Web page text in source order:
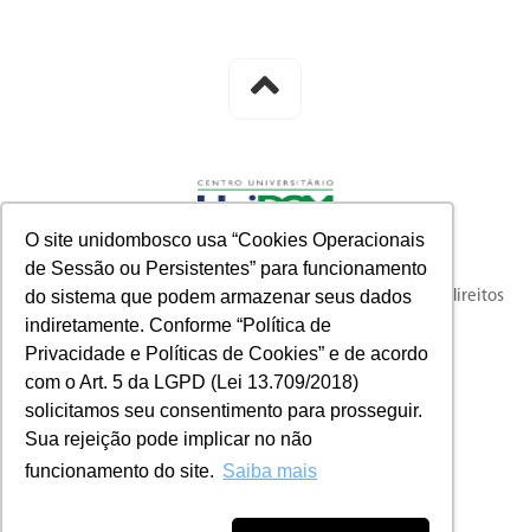
O site unidombosco usa “Cookies Operacionais
de Sessão ou Persistentes” para funcionamento
do sistema que podem armazenar seus dados
indiretamente. Conforme “Política de
Privacidade e Políticas de Cookies” e de acordo
com o Art. 5 da LGPD (Lei 13.709/2018)
solicitamos seu consentimento para prosseguir.
Sua rejeição pode implicar no não
funcionamento do site. Saiba mais
© 2023 knysna full-funnel customer acquisition. Todos os direitos
reservados.